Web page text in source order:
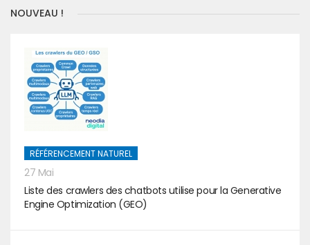
NOUVEAU !
RÉFÉRENCEMENT NATUREL
27 Mai
Liste des crawlers des chatbots utilise pour la Generative
Engine Optimization (GEO)